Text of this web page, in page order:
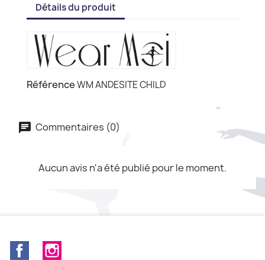
Détails du produit
RéférenceWM ANDESITE CHILD
Commentaires (0)
Aucun avis n'a été publié pour le moment.
Facebook